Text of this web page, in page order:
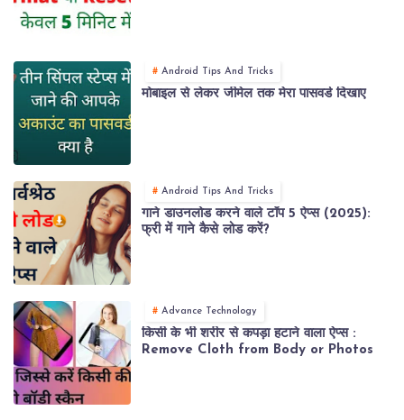
Android Tips And Tricks
मोबाइल से लेकर जीमेल तक मेरा पासवर्ड दिखाए
Android Tips And Tricks
गाने डाउनलोड करने वाले टॉप 5 ऐप्स (2025):
फ्री में गाने कैसे लोड करें?
Advance Technology
किसी के भी शरीर से कपड़ा हटाने वाला ऐप्स :
Remove Cloth from Body or Photos